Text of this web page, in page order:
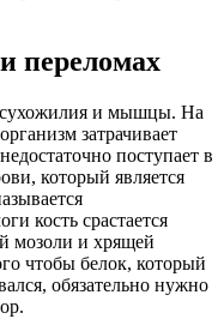
переломах
сухожилия и мышцы. На
затрачивает
поступает в
который является
кость срастается
мозоли и хрящей
чтобы белок, который
обязательно нужно